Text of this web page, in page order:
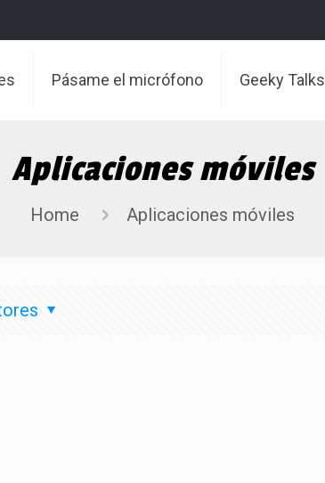
Pásame el micrófono Geeky Talks
Aplicaciones móviles
Home Aplicaciones móviles